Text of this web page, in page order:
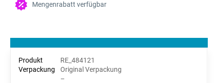
Mengenrabatt verfügbar
RE_484121
Original Verpackung
–